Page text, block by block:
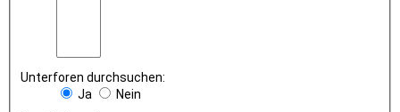
Unterforen durchsuchen:
Ja
Nein